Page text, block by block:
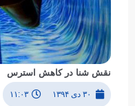
نقش شنا در کاهش استرس
۳۰ دی ۱۳۹۴ ۱۱:۰۳